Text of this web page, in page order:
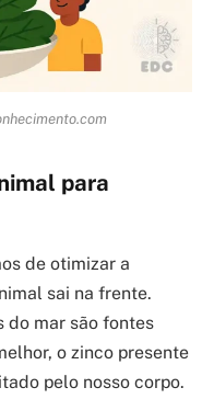
para
de otimizar a
sai na frente.
do mar são fontes
o zinco presente
pelo nosso corpo.